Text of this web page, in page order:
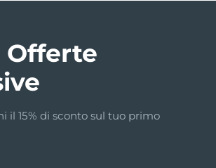
Offerte
il 15% di sconto sul tuo primo